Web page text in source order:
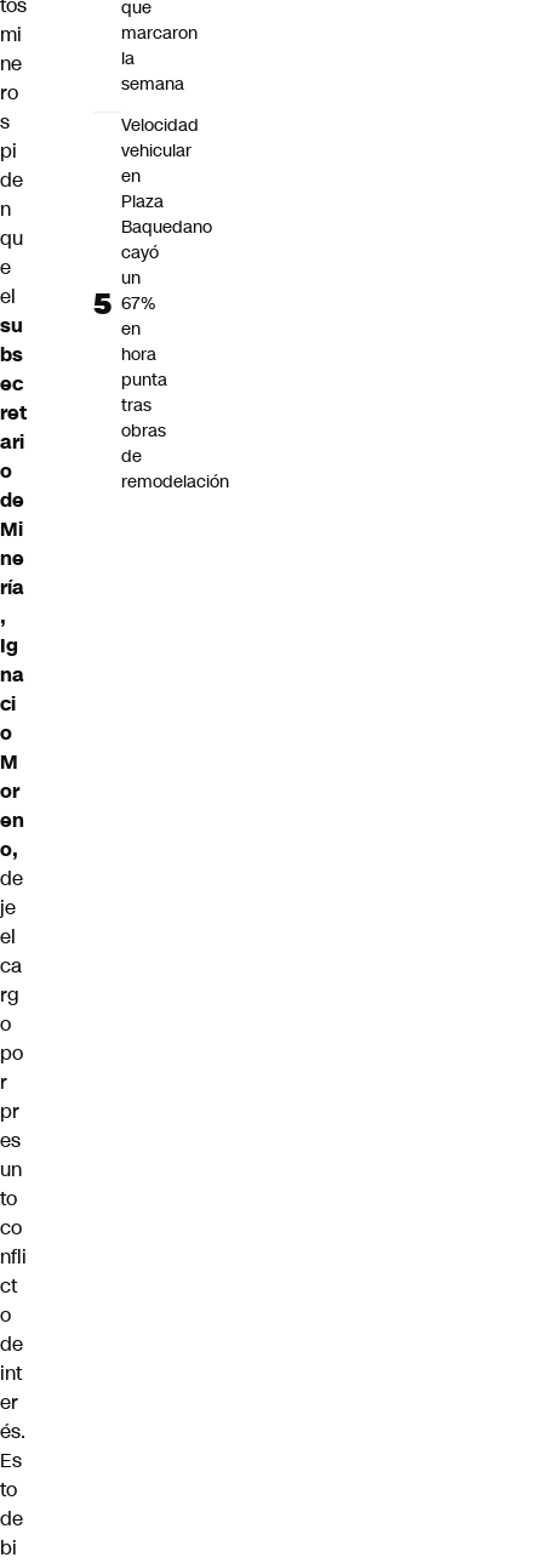
mi
ne
ro
s
pi
de
n
qu
e
el
su
bs
ec
ret
ari
o
de
Mi
ne
ría
,
Ig
na
ci
o
M
or
en
o,
de
je
el
ca
rg
o
po
r
pr
es
un
to
co
nfli
ct
o
de
int
er
és.
Es
to
de
bi
que
marcaron
la
semana
Velocidad
vehicular
en
Plaza
Baquedano
cayó
un
67%
en
hora
punta
tras
obras
de
remodelación